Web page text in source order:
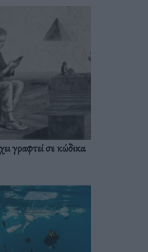
γραφτεί σε κώδικα